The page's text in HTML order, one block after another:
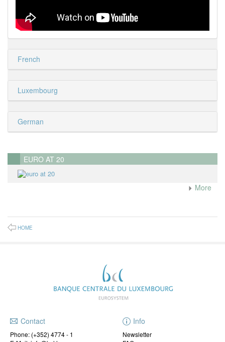
French
Luxembourg
German
EURO AT 20
More
HOME
Contact
Phone: (+352) 4774 - 1
Info
Newsletter